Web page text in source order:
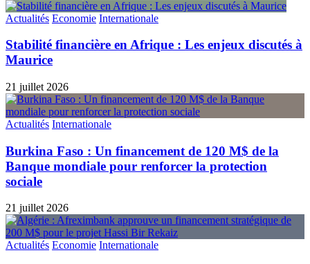
Actualités Economie Internationale
Stabilité financière en Afrique : Les enjeux discutés à
Maurice
21 juillet 2026
Actualités Internationale
Burkina Faso : Un financement de 120 M$ de la
Banque mondiale pour renforcer la protection
sociale
21 juillet 2026
Actualités Economie Internationale